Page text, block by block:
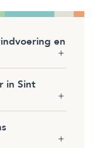
en
in Sint